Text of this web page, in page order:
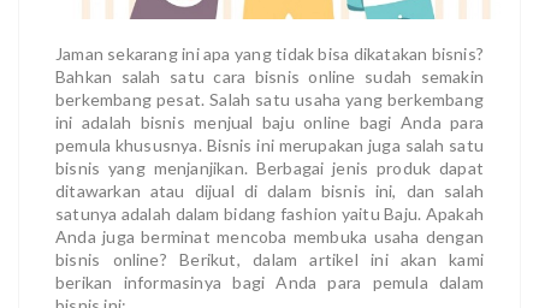
Jaman sekarang ini apa yang tidak bisa dikatakan bisnis?
Bahkan salah satu cara bisnis online sudah semakin
berkembang pesat. Salah satu usaha yang berkembang
ini adalah bisnis menjual baju online bagi Anda para
pemula khususnya. Bisnis ini merupakan juga salah satu
bisnis yang menjanjikan. Berbagai jenis produk dapat
ditawarkan atau dijual di dalam bisnis ini, dan salah
satunya adalah dalam bidang fashion yaitu Baju. Apakah
Anda juga berminat mencoba membuka usaha dengan
bisnis online? Berikut, dalam artikel ini akan kami
berikan informasinya bagi Anda para pemula dalam